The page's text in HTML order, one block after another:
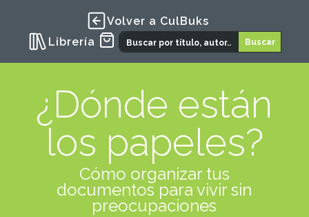
Volver a CulBuks
Librería
¿Dónde están
los papeles?
Cómo organizar tus
documentos para vivir sin
preocupaciones